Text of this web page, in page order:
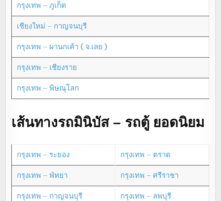
กรุงเทพ – ภูเก็ต
เชียงใหม่ – กาญจนบุรี
กรุงเทพ – ผานกเค้า ( จ.เลย )
กรุงเทพ – เชียงราย
กรุงเทพ – พิษณุโลก
เส้นทางรถมินิบัส – รถตู้ ยอดนิยม
กรุงเทพ – ระยอง กรุงเทพ – ตราด
กรุงเทพ – พัทยา กรุงเทพ – ศรีราชา
กรุงเทพ – กาญจนบุรี กรุงเทพ – ลพบุรี